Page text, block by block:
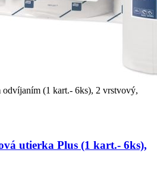
utierka Plus (1 kart.- 6ks),